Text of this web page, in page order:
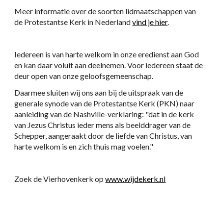
Meer informatie over de soorten lidmaatschappen van
de Protestantse Kerk in Nederland vind je hier.
Iedereen is van harte welkom in onze eredienst aan God
en kan daar voluit aan deelnemen. Voor iedereen staat de
deur open van onze geloofsgemeenschap.
Daarmee sluiten wij ons aan bij de uitspraak van de
generale synode van de Protestantse Kerk (PKN) naar
aanleiding van de Nashville-verklaring: "dat in de kerk
van Jezus Christus ieder mens als beelddrager van de
Schepper, aangeraakt door de liefde van Christus, van
harte welkom is en zich thuis mag voelen."
Zoek de Vierhovenkerk op www.wijdekerk.nl